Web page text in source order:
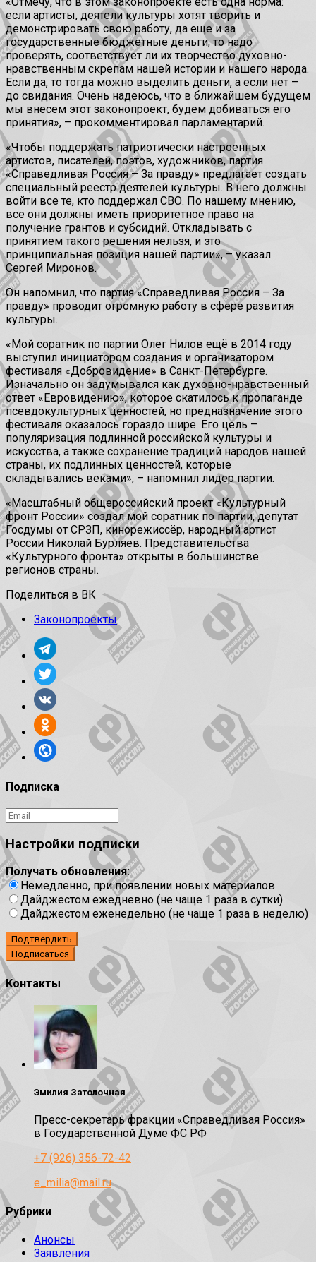
если артисты, деятели культуры хотят творить и
демонстрировать свою работу, да еще и за
государственные бюджетные деньги, то надо
проверять, соответствует ли их творчество духовно-
нравственным скрепам нашей истории и нашего народа.
Если да, то тогда можно выделить деньги, а если нет –
до свидания. Очень надеюсь, что в ближайшем будущем
мы внесем этот законопроект, будем добиваться его
принятия», – прокомментировал парламентарий.
«Чтобы поддержать патриотически настроенных
артистов, писателей, поэтов, художников, партия
«Справедливая Россия – За правду» предлагает создать
специальный реестр деятелей культуры. В него должны
войти все те, кто поддержал СВО. По нашему мнению,
все они должны иметь приоритетное право на
получение грантов и субсидий. Откладывать с
принятием такого решения нельзя, и это
принципиальная позиция нашей партии», – указал
Сергей Миронов.
Он напомнил, что партия «Справедливая Россия – За
правду» проводит огромную работу в сфере развития
культуры.
«Мой соратник по партии Олег Нилов ещё в 2014 году
выступил инициатором создания и организатором
фестиваля «Добровидение» в Санкт-Петербурге.
Изначально он задумывался как духовно-нравственный
ответ «Евровидению», которое скатилось к пропаганде
псевдокультурных ценностей, но предназначение этого
фестиваля оказалось гораздо шире. Его цель –
популяризация подлинной российской культуры и
искусства, а также сохранение традиций народов нашей
страны, их подлинных ценностей, которые
складывались веками», – напомнил лидер партии.
«Масштабный общероссийский проект «Культурный
фронт России» создал мой соратник по партии, депутат
Госдумы от СРЗП, кинорежиссёр, народный артист
России Николай Бурляев. Представительства
«Культурного фронта» открыты в большинстве
регионов страны.
Поделиться в ВК
Законопроекты
Подписка
Настройки подписки
Получать обновления:
Немедленно, при появлении новых материалов
Дайджестом ежедневно (не чаще 1 раза в сутки)
Дайджестом еженедельно (не чаще 1 раза в неделю)
Подтвердить
Контакты
Эмилия Затолочная
Пресс-секретарь фракции «Справедливая Россия»
в Государственной Думе ФС РФ
+7 (926) 356-72-42
e_milia@mail.ru
Рубрики
Анонсы
Заявления